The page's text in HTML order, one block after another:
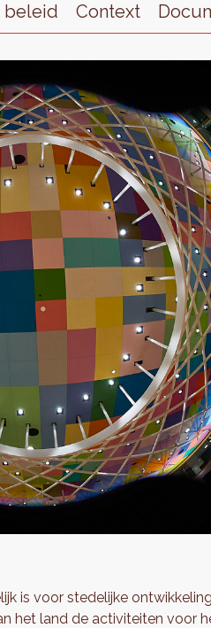
beleid Context
is voor stedelijke
het land de activiteiten voor